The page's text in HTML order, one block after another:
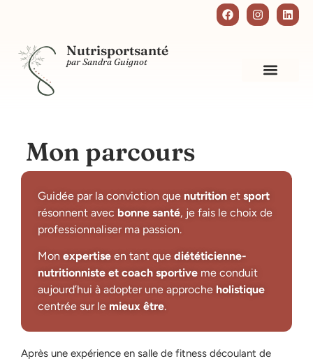
Nutrisportsanté
par Sandra Guignot
Mon parcours
Guidée par la conviction que nutrition et sport
résonnent avec bonne santé, je fais le choix de
professionnaliser ma passion.
Mon expertise en tant que diététicienne-
nutritionniste et coach sportive me conduit
aujourd’hui à adopter une approche holistique
centrée sur le mieux être.
Après une expérience en salle de fitness découlant de